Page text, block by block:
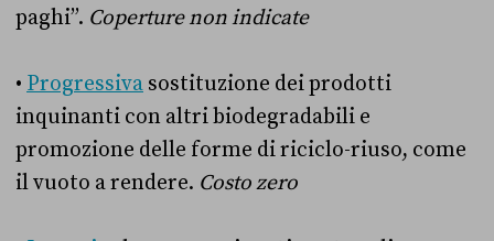
paghi”. Coperture non indicate
• Progressiva sostituzione dei prodotti
inquinanti con altri biodegradabili e
promozione delle forme di riciclo-riuso, come
il vuoto a rendere. Costo zero